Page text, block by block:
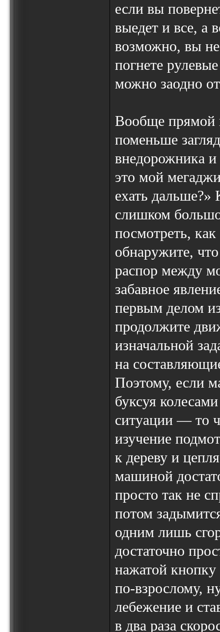
если вы
выедет и все, а
возможно, вы не
погнете
можно заодно
Вообще
поменьше
внедорожника и
это мой
ехать дальше?»
слишком
посмотреть,
обнаружите,
распор между
забавное
первым делом
продолжите
изначальной
на
Поэтому, если
буксуя
ситуации — то
изучение
к дереву и
машиной
просто так не
потом
одним лишь
достаточно
нажатой
по-взрослому,
лебежение и
в два раза